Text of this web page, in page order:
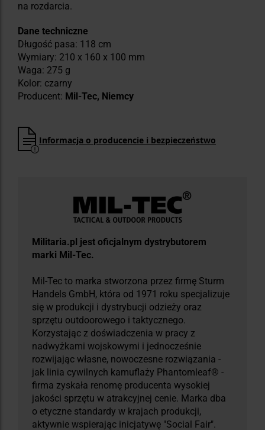
na rozdarcia.
Dane techniczne
Długość pasa: 118 cm
Wymiary: 210 x 160 x 100 mm
Waga: 275 g
Kolor: czarny
Producent: Mil-Tec, Niemcy
Informacja o producencie i bezpieczeństwo
Militaria.pl jest oficjalnym dystrybutorem
marki Mil-Tec.
Mil-Tec to marka stworzona przez firmę Sturm
Handels GmbH, która od 1971 roku specjalizuje
się w produkcji i dystrybucji odzieży oraz
sprzętu outdoorowego i taktycznego.
Korzystając z doświadczenia w pracy z
nadwyżkami wojskowymi i jednocześnie
rozwijając własne, nowoczesne rozwiązania -
jak linia cywilnych kamuflaży Phantomleaf® -
firma zyskała renomę producenta wysokiej
jakości sprzętu w atrakcyjnej cenie. Marka dba
o etyczne standardy w krajach produkcji,
aktywnie wspierając inicjatywę "Social Fair".